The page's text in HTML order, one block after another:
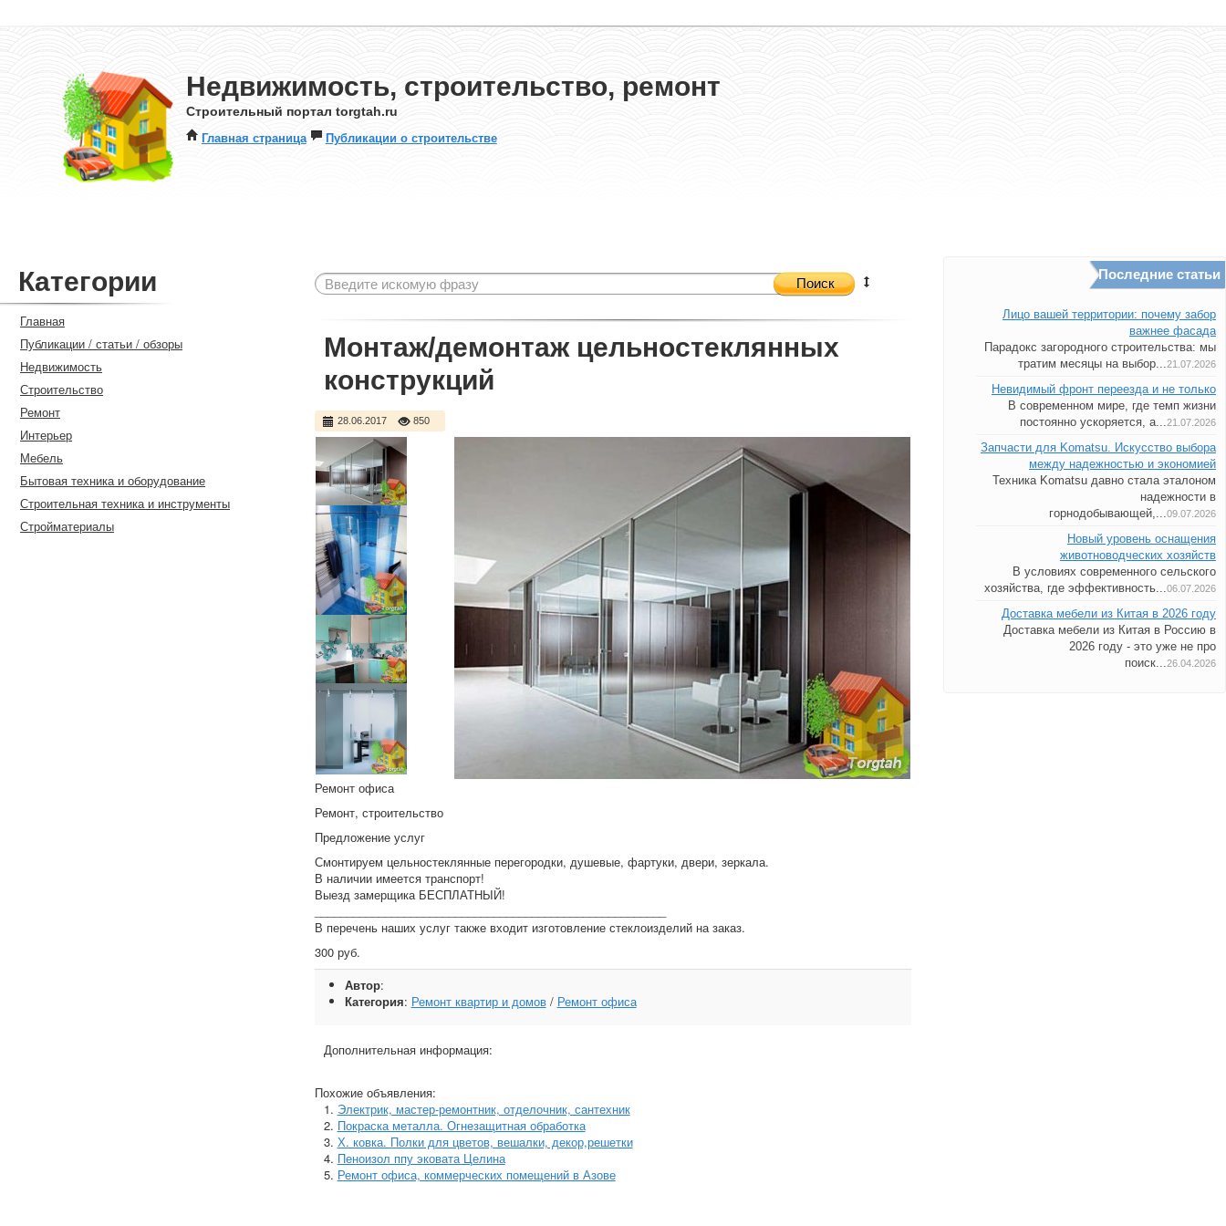
Недвижимость, строительство, ремонт
Строительный портал torgtah.ru
Главная страница Публикации о строительстве
Категории
Главная
Публикации / статьи / обзоры
Недвижимость
Строительство
Ремонт
Интерьер
Мебель
Бытовая техника и оборудование
Строительная техника и инструменты
Стройматериалы
Поиск
Монтаж/демонтаж цельностеклянных
конструкций
28.06.2017 850
Ремонт офиса
Ремонт, строительство
Предложение услуг
Смонтируем цельностеклянные перегородки, душевые, фартуки, двери, зеркала.
В наличии имеется транспорт!
Выезд замерщика БЕСПЛАТНЫЙ!
В перечень наших услуг также входит изготовление стеклоизделий на заказ.
300 руб.
Автор:
Категория: Ремонт квартир и домов/ Ремонт офиса
Дополнительная информация:
Похожие объявления:
Электрик, мастер-ремонтник, отделочник, сантехник
Покраска металла. Огнезащитная обработка
Х. ковка. Полки для цветов, вешалки, декор,решетки
Пеноизол ппу эковата Целина
Ремонт офиса, коммерческих помещений в Азове
Последние статьи
Лицо вашей территории: почему забор
важнее фасада
Парадокс загородного строительства: мы
тратим месяцы на выбор...21.07.2026
Невидимый фронт переезда и не только
В современном мире, где темп жизни
постоянно ускоряется, а...21.07.2026
Запчасти для Komatsu. Искусство выбора
между надежностью и экономией
Техника Komatsu давно стала эталоном
надежности в
горнодобывающей,...09.07.2026
Новый уровень оснащения
животноводческих хозяйств
В условиях современного сельского
хозяйства, где эффективность...06.07.2026
Доставка мебели из Китая в 2026 году
Доставка мебели из Китая в Россию в
2026 году - это уже не про
поиск...26.04.2026